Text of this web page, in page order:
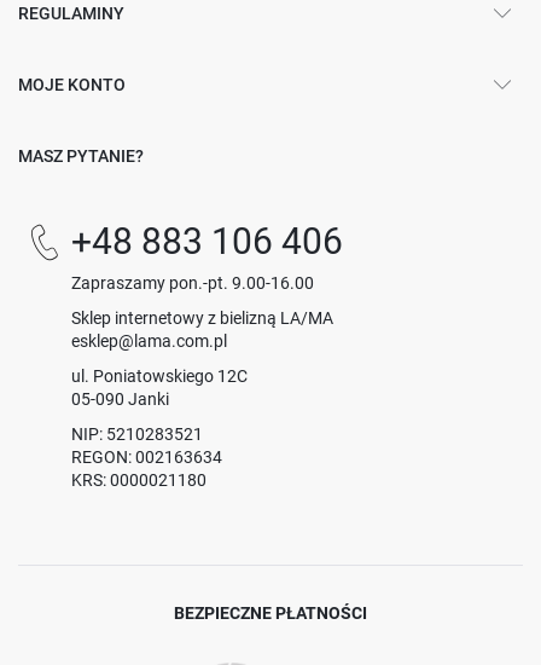
REGULAMINY
MOJE KONTO
MASZ PYTANIE?
+48 883 106 406
Zapraszamy pon.-pt. 9.00-16.00
Sklep internetowy z bielizną LA/MA
esklep@lama.com.pl
ul. Poniatowskiego 12C
05-090 Janki
NIP: 5210283521
REGON: 002163634
KRS: 0000021180
BEZPIECZNE PŁATNOŚCI